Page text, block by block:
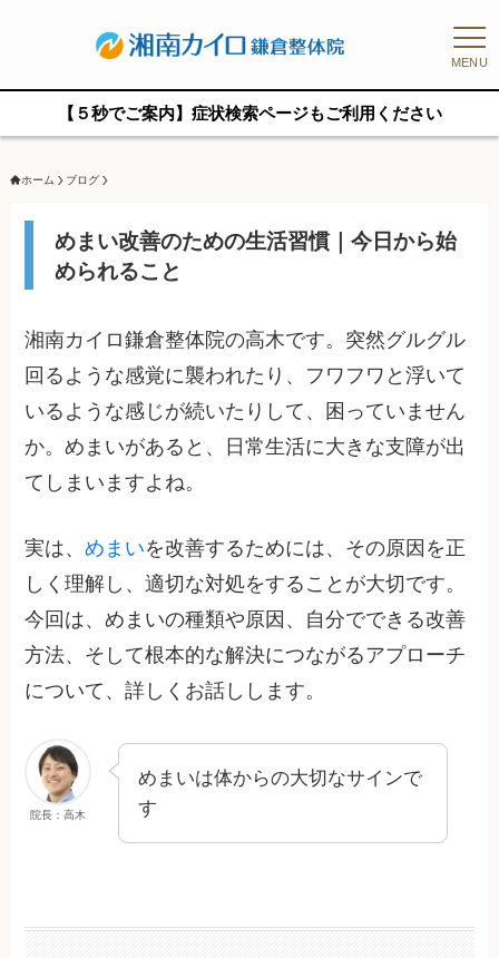
MENU
【５秒でご案内】症状検索ページもご利用ください
ホーム ブログ
めまい改善のための生活習慣｜今日から始
められること
湘南カイロ鎌倉整体院の高木です。突然グルグル
回るような感覚に襲われたり、フワフワと浮いて
いるような感じが続いたりして、困っていません
か。めまいがあると、日常生活に大きな支障が出
てしまいますよね。
実は、めまいを改善するためには、その原因を正
しく理解し、適切な対処をすることが大切です。
今回は、めまいの種類や原因、自分でできる改善
方法、そして根本的な解決につながるアプローチ
について、詳しくお話しします。
院長：高木
めまいは体からの大切なサインで
す